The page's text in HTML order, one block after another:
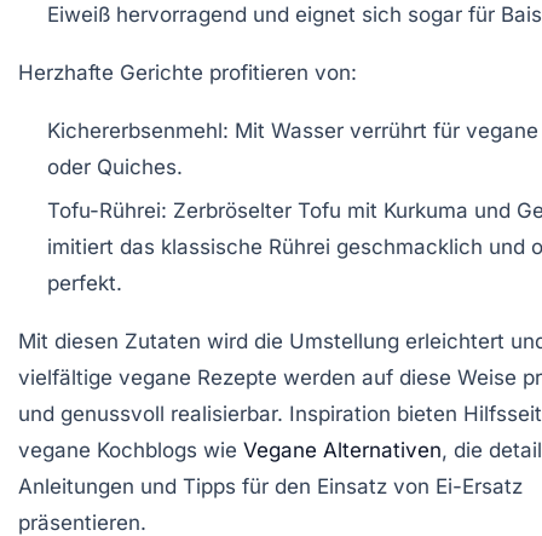
Eiweiß hervorragend und eignet sich sogar für
Herzhafte Gerichte profitieren von:
Kichererbsenmehl: Mit Wasser verrührt für
oder Quiches.
Tofu-Rührei: Zerbröselter Tofu mit Kurkuma und
imitiert das klassische Rührei geschmacklich und
perfekt.
Mit diesen Zutaten wird die Umstellung erleichtert
vielfältige vegane Rezepte werden auf diese Weise
und genussvoll realisierbar. Inspiration bieten
vegane Kochblogs wie Vegane Alternativen, die
Anleitungen und Tipps für den Einsatz von Ei-Ersatz
präsentieren.